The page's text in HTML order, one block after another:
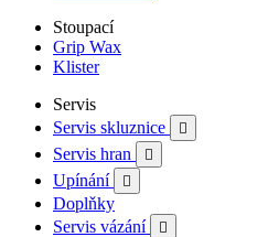
Stoupací
Grip Wax
Klister
Servis
Servis skluznice

Servis hran 
Upínání 
Doplňky
Servis vázání
